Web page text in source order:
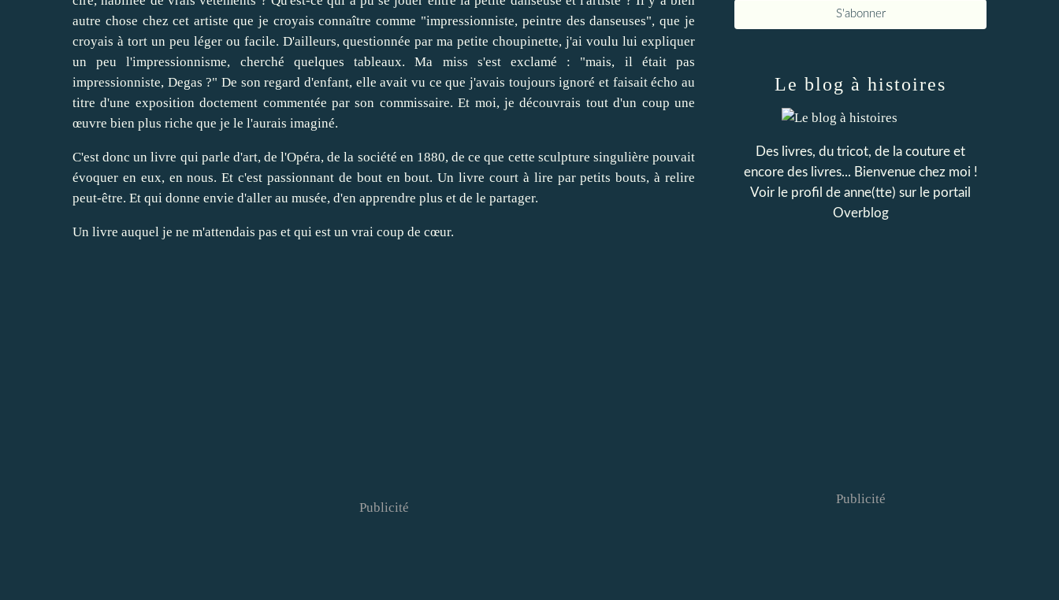
autre chose chez cet artiste que je croyais connaître comme "impressionniste, peintre des danseuses", que je
croyais à tort un peu léger ou facile. D'ailleurs, questionnée par ma petite choupinette, j'ai voulu lui expliquer
un peu l'impressionnisme, cherché quelques tableaux. Ma miss s'est exclamé : "mais, il était pas
impressionniste, Degas ?" De son regard d'enfant, elle avait vu ce que j'avais toujours ignoré et faisait écho au
titre d'une exposition doctement commentée par son commissaire. Et moi, je découvrais tout d'un coup une
œuvre bien plus riche que je le l'aurais imaginé.
C'est donc un livre qui parle d'art, de l'Opéra, de la société en 1880, de ce que cette sculpture singulière pouvait
évoquer en eux, en nous. Et c'est passionnant de bout en bout. Un livre court à lire par petits bouts, à relire
peut-être. Et qui donne envie d'aller au musée, d'en apprendre plus et de le partager.
Un livre auquel je ne m'attendais pas et qui est un vrai coup de cœur.
Publicité
Le blog à histoires
Des livres, du tricot, de la couture et
encore des livres... Bienvenue chez moi !
Voir le profil de anne(tte) sur le portail
Overblog
Publicité